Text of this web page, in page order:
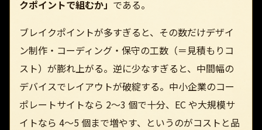
クポイントで組むか」 である。
ブレイクポイントが多すぎると、その数だけデザイ
ン制作・コーディング・保守の工数（＝見積もりコ
スト）が膨れ上がる。逆に少なすぎると、中間幅の
デバイスでレイアウトが破綻する。中小企業のコー
ポレートサイトなら 2〜3 個で十分、EC や大規模サ
イトなら 4〜5 個まで増やす、というのがコストと品